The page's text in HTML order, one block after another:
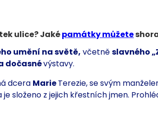
ulice? Jaképamátky můžete
umění na světě, včetněslavného
dočasnévýstavy.
dcera MarieTerezie, se svým
jesloženo z jejich křestních jmen.